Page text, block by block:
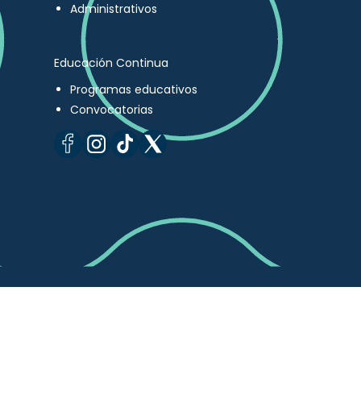
Administrativos
Educación Continua
Programas educativos
Convocatorias